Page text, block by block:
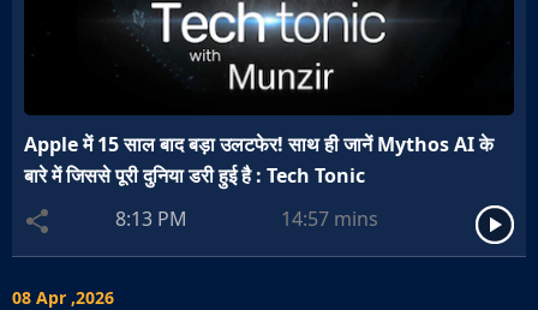
Apple में 15 साल बाद बड़ा उलटफेर! साथ ही जानें Mythos AI के
बारे में जिससे पूरी दुनिया डरी हुई है : Tech Tonic
8:13 PM
14:57 mins
08 Apr ,2026